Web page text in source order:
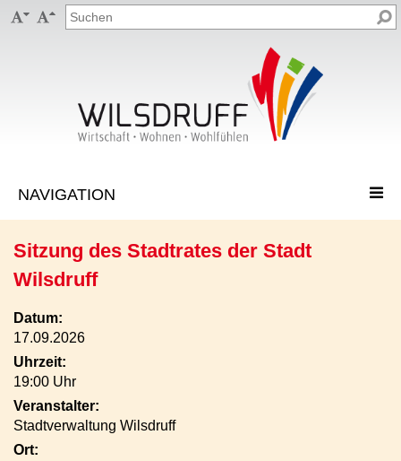
 
Sitzung des Stadtrates der Stadt
Wilsdruff
Datum:
17.09.2026
Uhrzeit:
19:00 Uhr
Veranstalter:
Stadtverwaltung Wilsdruff
Ort: